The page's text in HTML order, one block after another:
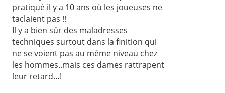
pratiqué il y a 10 ans où les joueuses ne
taclaient pas !!
Il y a bien sûr des maladresses
techniques surtout dans la finition qui
ne se voient pas au même niveau chez
les hommes..mais ces dames rattrapent
leur retard…!